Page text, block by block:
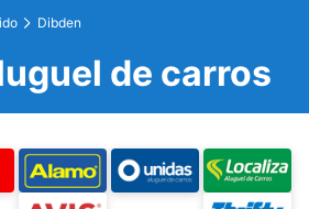
Dibden
de carros